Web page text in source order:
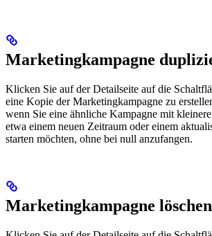
Marketingkampagne
Klicken Sie auf der Detailseite auf die
eine Kopie der Marketingkampagne zu
wenn Sie eine ähnliche Kampagne mit
etwa einem neuen Zeitraum oder einem
starten möchten, ohne bei null anzufangen.
Marketingkampagne löschen